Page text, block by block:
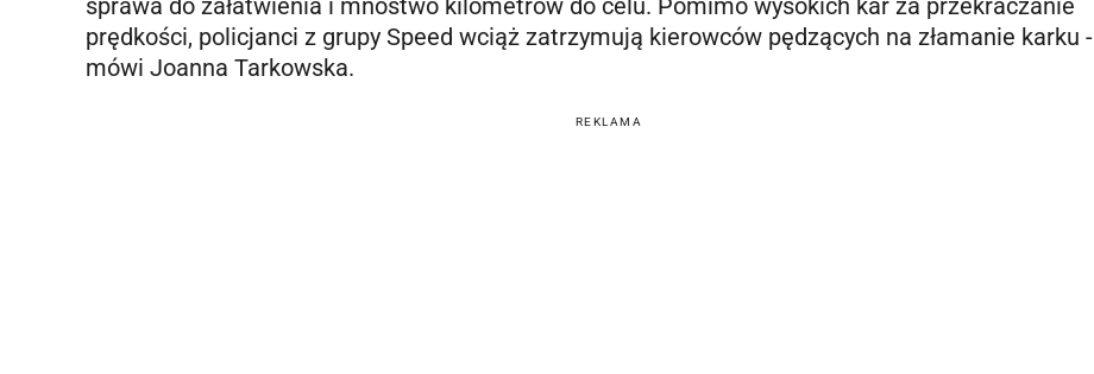
sprawa do załatwienia i mnóstwo kilometrów do celu. Pomimo wysokich kar za przekraczanie
prędkości, policjanci z grupy Speed wciąż zatrzymują kierowców pędzących na złamanie karku -
mówi Joanna Tarkowska.
REKLAMA